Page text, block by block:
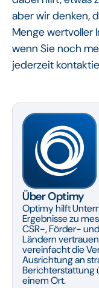
aber wir denken,
Menge wertvoller
wenn Sie noch
jederzeit
Über Optimy
Optimy hilft
Ergebnisse zu
CSR-, Förder-
Ländern
vereinfacht die
Ausrichtung an
Berichterstattung
einem Ort.